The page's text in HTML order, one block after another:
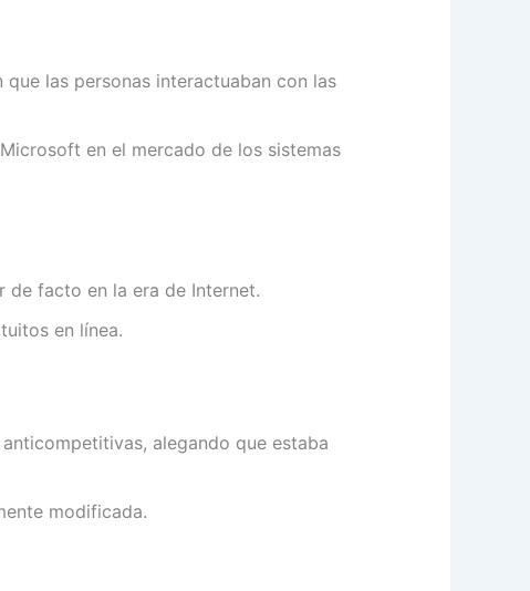
las personas interactuaban con las
en el mercado de los sistemas
de facto en la era de Internet.
en línea.
alegando que estaba
modificada.